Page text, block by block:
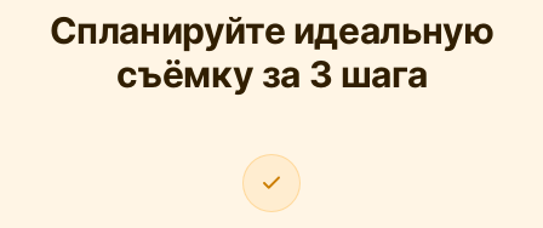
Спланируйте идеальную
съёмку за 3 шага